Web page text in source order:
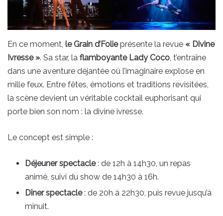
En ce moment, le Grain d’Folieprésente la revue « Divine
Ivresse ». Sa star, la flamboyante Lady Coco, t’entraîne
dans une aventure déjantée où l’imaginaire explose en
mille feux. Entre fêtes, émotions et traditions revisitées,
la scène devient un véritable cocktail euphorisant qui
porte bien son nom : la divine ivresse.
Le concept est simple :
Déjeuner spectacle: de 12h à 14h30, un repas
animé, suivi du show de 14h30 à 16h.
Dîner spectacle: de 20h à 22h30, puis revue jusqu’à
minuit.